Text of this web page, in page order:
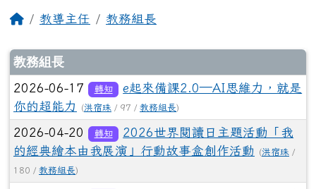
回首頁
教導主任 教務組長
文章列表
教務組長
2026-06-17 轉知
e起來備課2.0—AI思維力，就是
你的超能力
(洪宿珠 / 97 / 教務組長)
2026-04-20 轉知
2026世界閱讀日主題活動「我
的經典繪本由我展演」行動故事盒創作活動
(洪宿珠 /
180 / 教務組長)